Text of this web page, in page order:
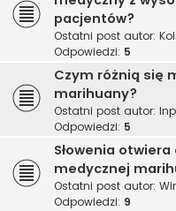
pacjentów?
Ostatni post autor:
Odpowiedzi: 5
Czym różnią się
marihuany?
Ostatni post autor:
Odpowiedzi: 5
Słowenia
medycznej
Ostatni post autor:
Odpowiedzi: 9